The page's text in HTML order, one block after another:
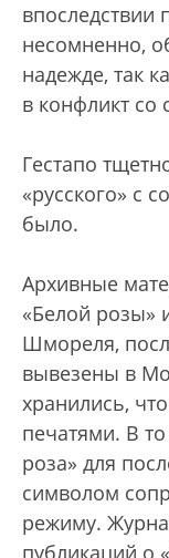
впоследствии
несомненно,
надежде, так
в конфликт со
Гестапо
«русского» с
было.
Архивные
«Белой розы»
Шмореля,
вывезены в
хранились,
печатями. В
роза» для
символом
режиму.